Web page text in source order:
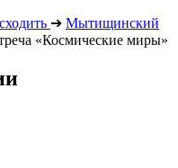
➔ Мытищинский
«Космические миры»